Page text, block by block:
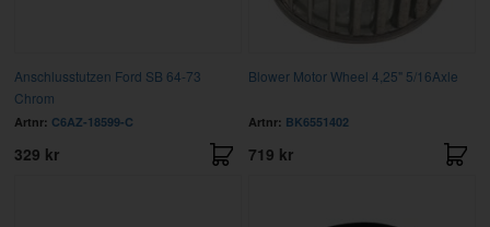
Anschlusstutzen Ford SB 64-73
Chrom
Artnr: C6AZ-18599-C
329 kr
Blower Motor Wheel 4,25" 5/16Axle
Artnr: BK6551402
719 kr